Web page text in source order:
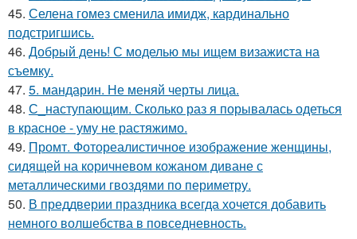
45. Селена гомез сменила имидж, кардинально
подстригшись.
46. Добрый день! С моделью мы ищем визажиста на
съемку.
47. 5. мандарин. Не меняй черты лица.
48. С_наступающим. Сколько раз я порывалась одеться
в красное - уму не растяжимо.
49. Промт. Фотореалистичное изображение женщины,
сидящей на коричневом кожаном диване с
металлическими гвоздями по периметру.
50. В преддверии праздника всегда хочется добавить
немного волшебства в повседневность.